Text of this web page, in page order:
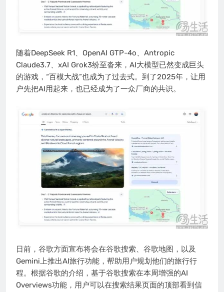
随着DeepSeek R1、OpenAI GTP-4o、Antropic
Claude3.7、xAI Grok3纷至沓来，AI大模型已然变成巨头
的游戏，“百模大战”也成为了过去式。到了2025年，让用
户先把AI用起来，也已经成为了一众厂商的共识。
日前，谷歌方面宣布将会在谷歌搜索、谷歌地图，以及
Gemini上推出AI旅行功能，帮助用户规划他们的旅行行
程。根据谷歌的介绍，基于谷歌搜索在本周增强的AI
Overviews功能，用户可以在搜索结果页面的顶部看到信